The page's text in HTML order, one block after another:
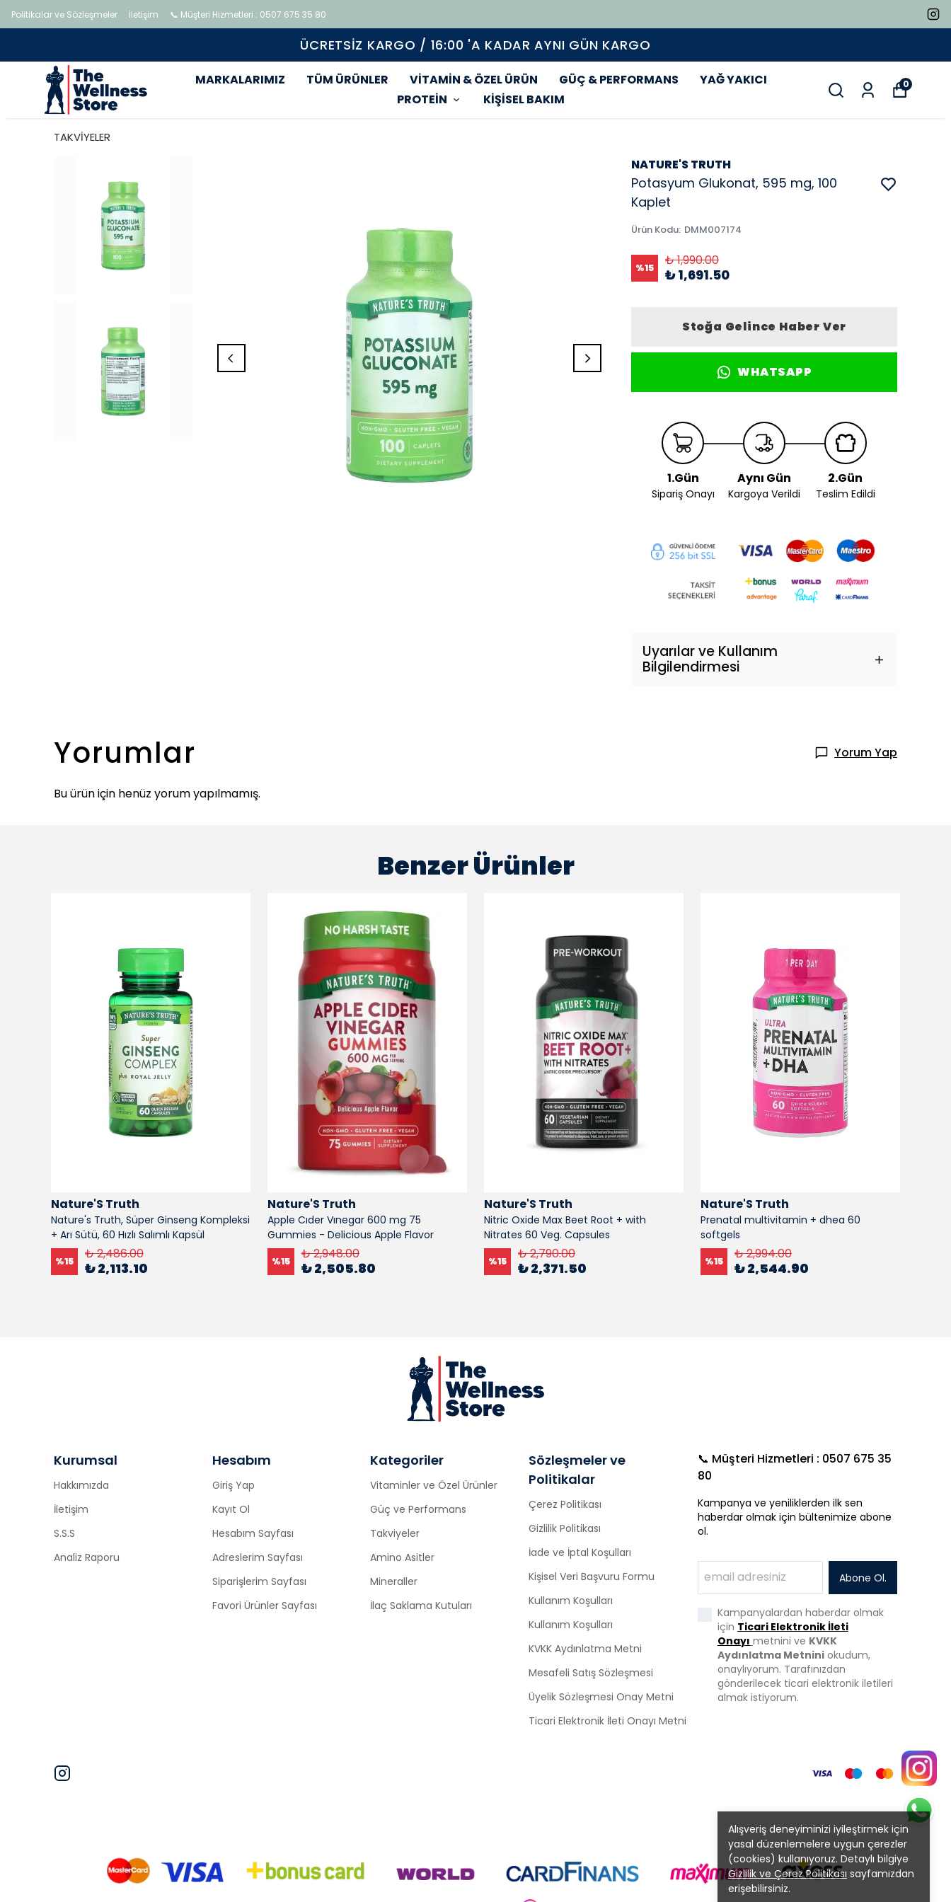
Politikalar ve Sözleşmeler İletişim 📞 Müşteri Hizmetleri : 0507 675 35 80
ÜCRETSIZ KARGO / 16:00 'A KADAR AYNI GÜN KARGO
MARKALARIMIZ TÜM ÜRÜNLER VİTAMİN & ÖZEL ÜRÜN GÜÇ & PERFORMANS
YAĞ YAKICI
PROTEİN
KİŞİSEL BAKIM
0
Alışveriş deneyiminizi iyileştirmek için
yasal düzenlemelere uygun çerezler
(cookies) kullanıyoruz. Detaylı bilgiye
Gizlilik ve Çerez Politikası sayfamızdan
erişebilirsiniz.
TAKVİYELER
NATURE'S TRUTH
Potasyum Glukonat, 595 mg, 100
Kaplet
Ürün Kodu: DMM007174
%15 ₺ 1,990.00
₺ 1,691.50
Stoğa Gelince Haber Ver
WHATSAPP
1.Gün
Sipariş Onayı
Aynı Gün
Kargoya Verildi
2.Gün
Teslim Edildi
Uyarılar ve Kullanım
Bilgilendirmesi
Yorumlar Yorum Yap
Bu ürün için henüz yorum yapılmamış.
Benzer Ürünler
Nature'S Truth
Nature's Truth, Süper Ginseng Kompleksi
+ Arı Sütü, 60 Hızlı Salımlı Kapsül
%15 ₺ 2,486.00
₺ 2,113.10
Nature'S Truth
Apple Cıder Vınegar 600 mg 75
Gummies - Delicious Apple Flavor
%15 ₺ 2,948.00
₺ 2,505.80
Nature'S Truth
Nitric Oxide Max Beet Root + with
Nitrates 60 Veg. Capsules
%15 ₺ 2,790.00
₺ 2,371.50
Nature'S Truth
Prenatal multivitamin + dhea 60
softgels
%15 ₺ 2,994.00
₺ 2,544.90
Kurumsal
Hakkımızda
İletişim
S.S.S
Analiz Raporu
Hesabım
Giriş Yap
Kayıt Ol
Hesabım Sayfası
Adreslerim Sayfası
Siparişlerim Sayfası
Favori Ürünler Sayfası
Kategoriler
Vitaminler ve Özel Ürünler
Güç ve Performans
Takviyeler
Amino Asitler
Mineraller
İlaç Saklama Kutuları
Sözleşmeler ve
Politikalar
Çerez Politikası
Gizlilik Politikası
İade ve İptal Koşulları
Kişisel Veri Başvuru Formu
Kullanım Koşulları
Kullanım Koşulları
KVKK Aydınlatma Metni
Mesafeli Satış Sözleşmesi
Üyelik Sözleşmesi Onay Metni
Ticari Elektronik İleti Onayı Metni
📞 Müşteri Hizmetleri : 0507 675 35
80
Kampanya ve yeniliklerden ilk sen
haberdar olmak için bültenimize abone
ol.
Abone Ol.
Kampanyalardan haberdar olmak
için Ticari Elektronik İleti
Onayı metnini ve KVKK
Aydınlatma Metnini okudum,
onaylıyorum. Tarafınızdan
gönderilecek ticari elektronik iletileri
almak istiyorum.